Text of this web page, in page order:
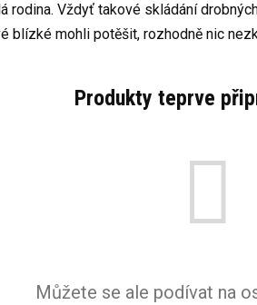
rodina. Vždyť takové skládání
blízké mohli potěšit, rozhodně nic
Produkty teprve
Můžete se ale podívat na